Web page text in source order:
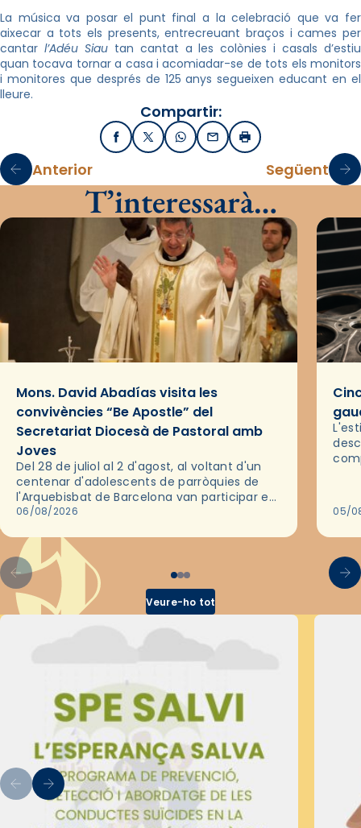
La música va posar el punt final a la celebració que va fer
aixecar a tots els presents, entrecreuant braços i cames per
cantar l’Adéu Siautan cantat a les colònies i casals d’estiu
quan tocava tornar a casa i acomiadar-se de tots els monitors
i monitores que després de 125 anys segueixen educant en el
lleure.
Compartir:
FacebookX / TwitterWhatsApp
EmailImprimir
Anterior Següent
T’interessarà…
Mons. David Abadías visita les
convivències “Be Apostle” del
Secretariat Diocesà de Pastoral amb
Joves
Del 28 de juliol al 2 d'agost, al voltant d'un
centenar d'adolescents de parròquies de
l'Arquebisbat de Barcelona van participar en
les convivències Be Apostle, organitzades
06/08/2026 05/
Veure-ho tot